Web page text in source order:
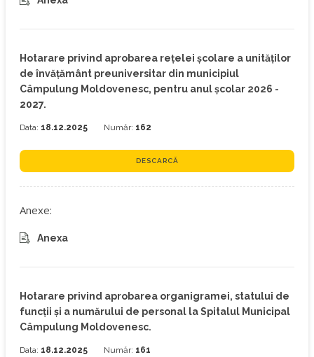
Hotarare privind aprobarea reţelei şcolare a unităţilor
de învăţământ preuniversitar din municipiul
Câmpulung Moldovenesc, pentru anul şcolar 2026 -
2027.
Data: 18.12.2025 Număr: 162
DESCARCĂ
Anexe:
Anexa
Hotarare privind aprobarea organigramei, statului de
funcţii şi a numărului de personal la Spitalul Municipal
Câmpulung Moldovenesc.
Data: 18.12.2025 Număr: 161